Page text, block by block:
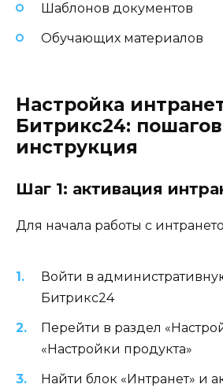
Шаблонов документов
Обучающих материалов
Настройка
Битрикс24:
инструкция
Шаг 1: активация
Для начала работы с
Войти в
Битрикс24
Перейти в раздел
«Настройки продукта»
Найти блок «Интранет» и